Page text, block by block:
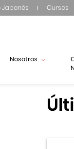
Japonés Cursos
Nosotros